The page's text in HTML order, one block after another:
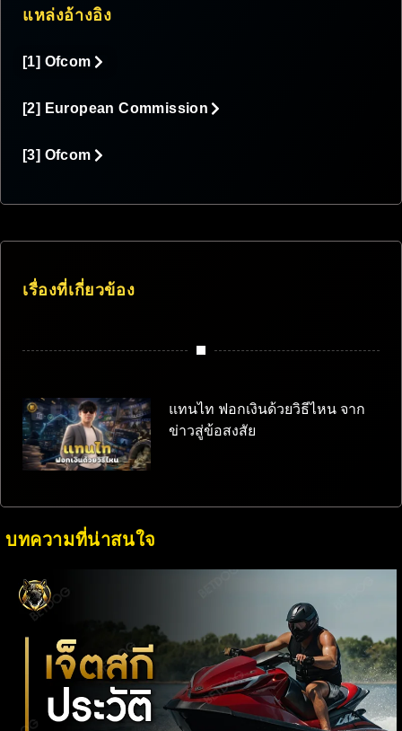
แหล่งอ้างอิง
[1] Ofcom
[2] European Commission
[3] Ofcom
เรื่องที่เกี่ยวข้อง
แทนไท ฟอกเงินด้วยวิธีไหน จาก
ข่าวสู่ข้อสงสัย
บทความที่น่าสนใจ